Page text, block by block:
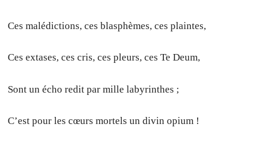
Ces malédictions, ces blasphèmes, ces plaintes,
Ces extases, ces cris, ces pleurs, ces Te Deum,
Sont un écho redit par mille labyrinthes ;
C’est pour les cœurs mortels un divin opium !